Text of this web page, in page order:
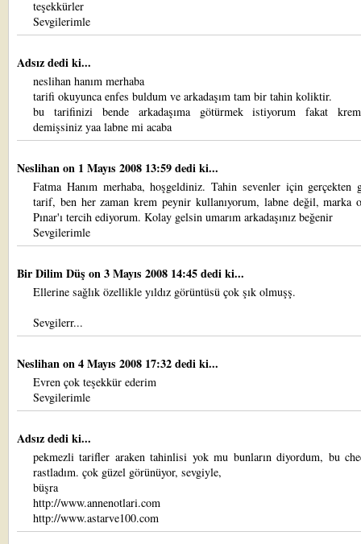
teşekkürler
Sevgilerimle
Adsız dedi ki...
neslihan hanım merhaba
tarifi okuyunca enfes buldum ve arkadaşım tam bir tahin koliktir.
bu tarifinizi bende arkadaşıma götürmek istiyorum fakat
demişsiniz yaa labne mi acaba
Neslihanon 1 Mayıs 2008 13:59 dedi ki...
Fatma Hanım merhaba, hoşgeldiniz. Tahin sevenler için gerçekten
tarif, ben her zaman krem peynir kullanıyorum, labne değil, marka
Pınar'ı tercih ediyorum. Kolay gelsin umarım arkadaşınız beğenir
Sevgilerimle
Bir Dilim Düş on 3 Mayıs 2008 14:45 dedi ki...
Ellerine sağlık özellikle yıldız görüntüsü çok şık olmuşş.
Sevgilerr...
Neslihanon 4 Mayıs 2008 17:32 dedi ki...
Evren çok teşekkür ederim
Sevgilerimle
Adsız dedi ki...
pekmezli tarifler araken tahinlisi yok mu bunların diyordum, bu
rastladım. çok güzel görünüyor, sevgiyle,
büşra
http://www.annenotlari.com
http://www.astarve100.com